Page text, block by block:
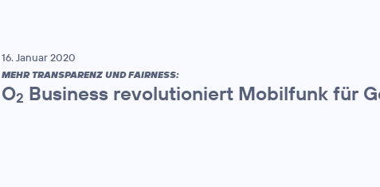
16. Januar 2020
MEHR TRANSPARENZ UND FAIRNESS:
O2 Business revolutioniert Mobilfunk für